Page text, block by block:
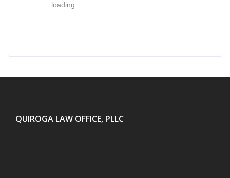
loading ...
QUIROGA LAW OFFICE, PLLC